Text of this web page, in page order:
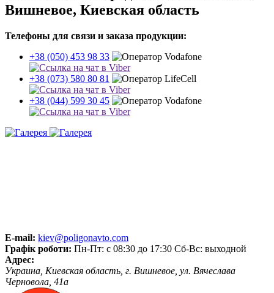
Вишневое, Киевская область
Телефоны для связи и заказа продукции:
+38 (050) 453 98 33
+38 (073) 580 80 81
+38 (044) 599 30 45
E-mail: kiev@poligonavto.com
Графік роботи: Пн-Пт: с 08:30 до 17:30 Сб-Вс: выходной
Адрес:
Украина, Киевская область, г. Вишневое, ул. Вячеслава
Черновола, 41а